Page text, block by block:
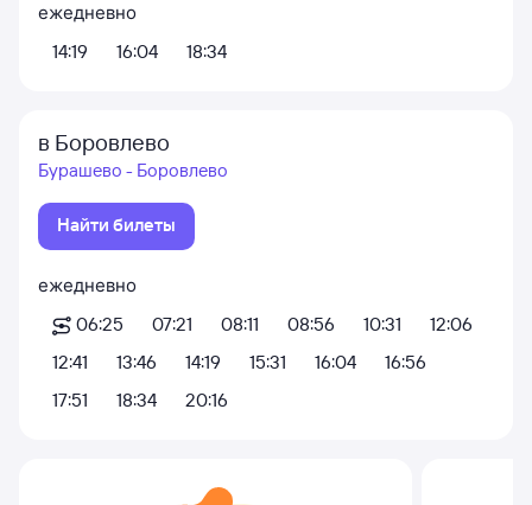
ежедневно
14:19
16:04 18:34
в Боровлево
Бурашево - Боровлево
Найти билеты
ежедневно
06:25
07:21 08:11 08:56 10:31
12:06
12:41
13:46 14:19 15:31 16:04
16:56
17:51
18:34 20:16